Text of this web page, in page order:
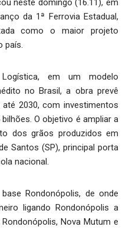
neste domingo (16.11), em
da 1ª Ferrovia Estadual,
como o maior projeto
país.
em um modelo
no Brasil, a obra prevê
2030, com investimentos
O objetivo é ampliar a
dos grãos produzidos em
Santos (SP), principal porta
nacional.
Rondonópolis, de onde
ligando Rondonópolis a
Nova Mutum e